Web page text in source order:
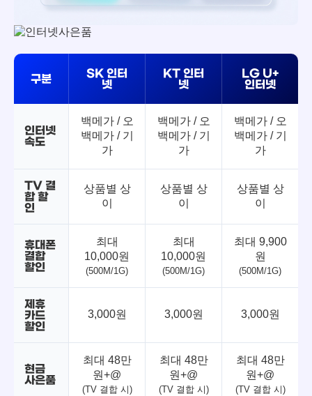
구분
SK 인터
넷
KT 인터
넷
LG U+
인터넷
인터넷
속도
백메가 / 오
백메가 / 기
가
백메가 / 오
백메가 / 기
가
백메가 / 오
백메가 / 기
가
TV 결
합 할
인
상품별 상
이
상품별 상
이
상품별 상
이
휴대폰
결합
할인
최대
10,000원
(500M/1G)
최대
10,000원
(500M/1G)
최대 9,900
원
(500M/1G)
제휴
카드
할인
3,000원 3,000원 3,000원
현금
사은품
최대 48만
원+@
(TV 결합 시)
최대 48만
원+@
(TV 결합 시)
최대 48만
원+@
(TV 결합 시)